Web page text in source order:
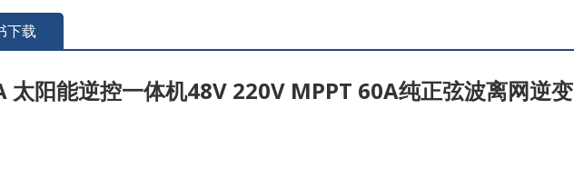
下载
阳能逆控一体机48V 220V MPPT 60A纯正弦波离网逆变